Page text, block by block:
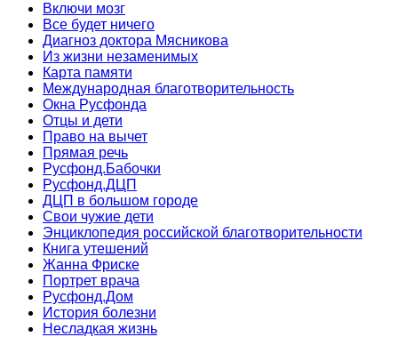
Включи мозг
Все будет ничего
Диагноз доктора Мясникова
Из жизни незаменимых
Карта памяти
Международная благотворительность
Окна Русфонда
Отцы и дети
Право на вычет
Прямая речь
Русфонд.Бабочки
Русфонд.ДЦП
ДЦП в большом городе
Свои чужие дети
Энциклопедия российской благотворительности
Книга утешений
Жанна Фриске
Портрет врача
Русфонд.Дом
История болезни
Несладкая жизнь